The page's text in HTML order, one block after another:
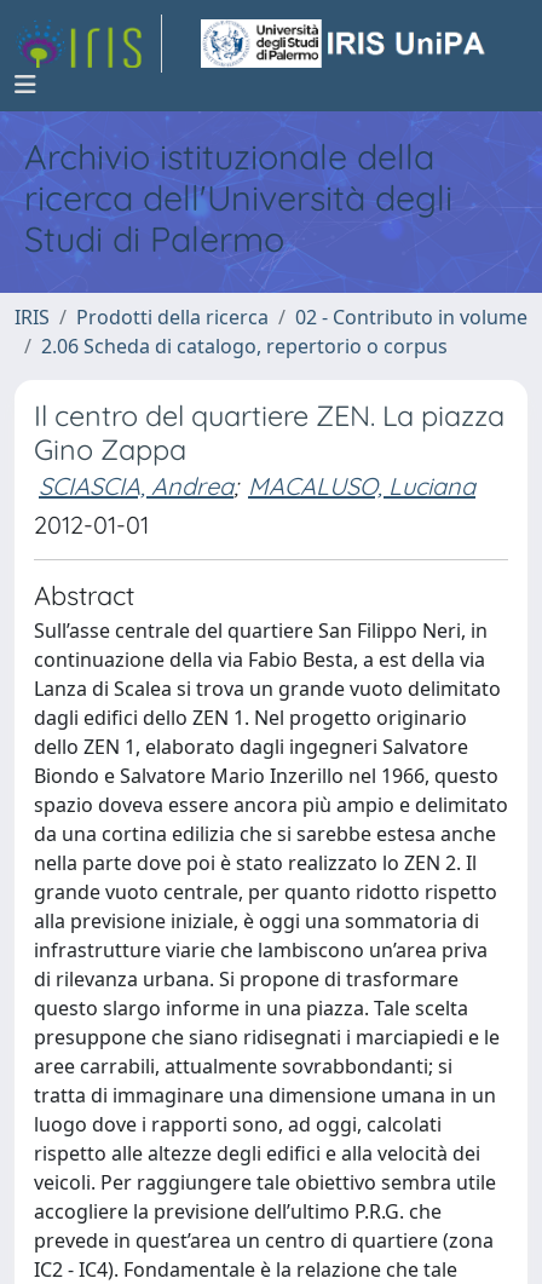
Archivio istituzionale della
ricerca dell'Università degli
Studi di Palermo
IRIS Prodotti della ricerca
02 - Contributo in volume
2.06 Scheda di catalogo, repertorio o corpus
Il centro del quartiere ZEN. La piazza
Gino Zappa
SCIASCIA, Andrea; MACALUSO, Luciana
2012-01-01
Abstract
Sull’asse centrale del quartiere San Filippo Neri, in
continuazione della via Fabio Besta, a est della via
Lanza di Scalea si trova un grande vuoto delimitato
dagli edifici dello ZEN 1. Nel progetto originario
dello ZEN 1, elaborato dagli ingegneri Salvatore
Biondo e Salvatore Mario Inzerillo nel 1966, questo
spazio doveva essere ancora più ampio e delimitato
da una cortina edilizia che si sarebbe estesa anche
nella parte dove poi è stato realizzato lo ZEN 2. Il
grande vuoto centrale, per quanto ridotto rispetto
alla previsione iniziale, è oggi una sommatoria di
infrastrutture viarie che lambiscono un’area priva
di rilevanza urbana. Si propone di trasformare
questo slargo informe in una piazza. Tale scelta
presuppone che siano ridisegnati i marciapiedi e le
aree carrabili, attualmente sovrabbondanti; si
tratta di immaginare una dimensione umana in un
luogo dove i rapporti sono, ad oggi, calcolati
rispetto alle altezze degli edifici e alla velocità dei
veicoli. Per raggiungere tale obiettivo sembra utile
accogliere la previsione dell’ultimo P.R.G. che
prevede in quest’area un centro di quartiere (zona
IC2 - IC4). Fondamentale è la relazione che tale